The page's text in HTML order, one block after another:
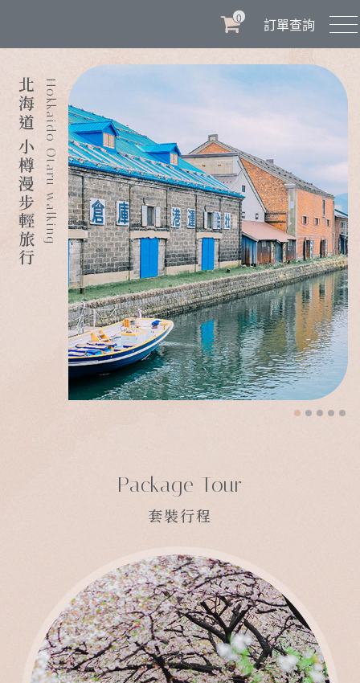
0 訂單查詢
北海道 小樽漫步輕旅行Hokkaido Otaru walking
Package Tour
套裝行程